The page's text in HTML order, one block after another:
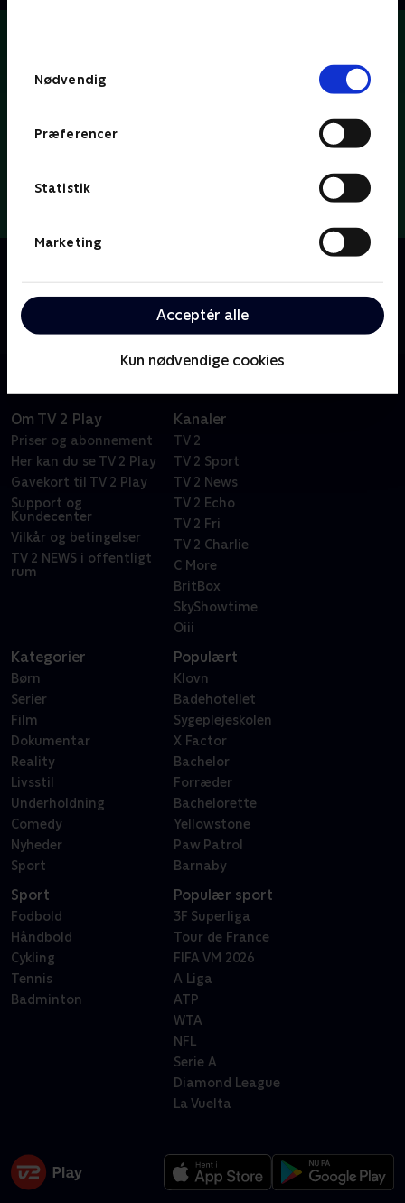
Nødvendig
Præferencer
Statistik
Marketing
Acceptér alle
Kun nødvendige cookies
af parodier, sketches og satire om tv-koncepter, tv-
tilrettelæggere og tv-personligheder.
Om TV 2 Play
Priser og abonnement
Her kan du se TV 2 Play
Gavekort til TV 2 Play
Support og
Kundecenter
Vilkår og betingelser
TV 2 NEWS i offentligt
rum
Kanaler
TV 2
TV 2 Sport
TV 2 News
TV 2 Echo
TV 2 Fri
TV 2 Charlie
C More
BritBox
SkyShowtime
Oiii
Kategorier
Børn
Serier
Film
Dokumentar
Reality
Livsstil
Underholdning
Comedy
Nyheder
Sport
Populært
Klovn
Badehotellet
Sygeplejeskolen
X Factor
Bachelor
Forræder
Bachelorette
Yellowstone
Paw Patrol
Barnaby
Sport
Fodbold
Håndbold
Cykling
Tennis
Badminton
Populær sport
3F Superliga
Tour de France
FIFA VM 2026
A Liga
ATP
WTA
NFL
Serie A
Diamond League
La Vuelta